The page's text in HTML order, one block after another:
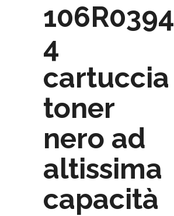
106R0394
4
cartuccia
toner
nero ad
altissima
capacità